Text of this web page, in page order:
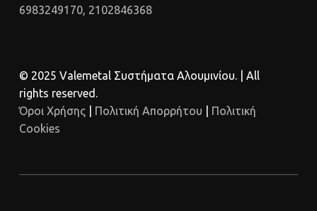
6983249170, 2102846368
© 2025 Valemetal Συστήματα Αλουμινίου. | All
rights reserved.
Όροι Χρήσης| Πολιτική Απορρήτου
Πολιτική
Cookies